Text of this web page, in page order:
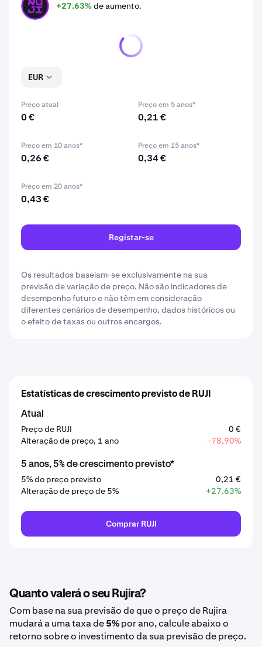
RUJI +27.63%de aumento.
EUR
Preço atual
0 €
Preço em 5 anos*
0,21 €
Preço em 10 anos*
0,26 €
Preço em 15 anos*
0,34 €
Preço em 20 anos*
0,43 €
Registar-se
Os resultados baseiam-se exclusivamente na sua
previsão de variação de preço. Não são indicadores de
desempenho futuro e não têm em consideração
diferentes cenários de desempenho, dados históricos ou
o efeito de taxas ou outros encargos.
Estatísticas de crescimento previsto de RUJI
Atual
Preço de RUJI
0 €
Alteração de preço, 1 ano
-78,90%
5 anos, 5% de crescimento previsto*
5% do preço previsto
0,21 €
Alteração de preço de 5%
+27.63%
Comprar RUJI
Quanto valerá o seu Rujira?
Com base na sua previsão de que o preço de Rujira
mudará a uma taxa de5%por ano, calcule abaixo o
retorno sobre o investimento da sua previsão de preço.